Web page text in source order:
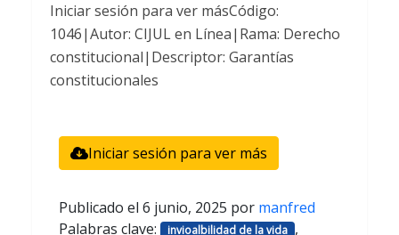
Iniciar sesión para ver másCódigo:
1046|Autor: CIJUL en Línea|Rama: Derecho
constitucional|Descriptor: Garantías
constitucionales
Iniciar sesión para ver más
Publicado el 6 junio, 2025 por manfred
Palabras clave:
invioalbilidad de la vida ,